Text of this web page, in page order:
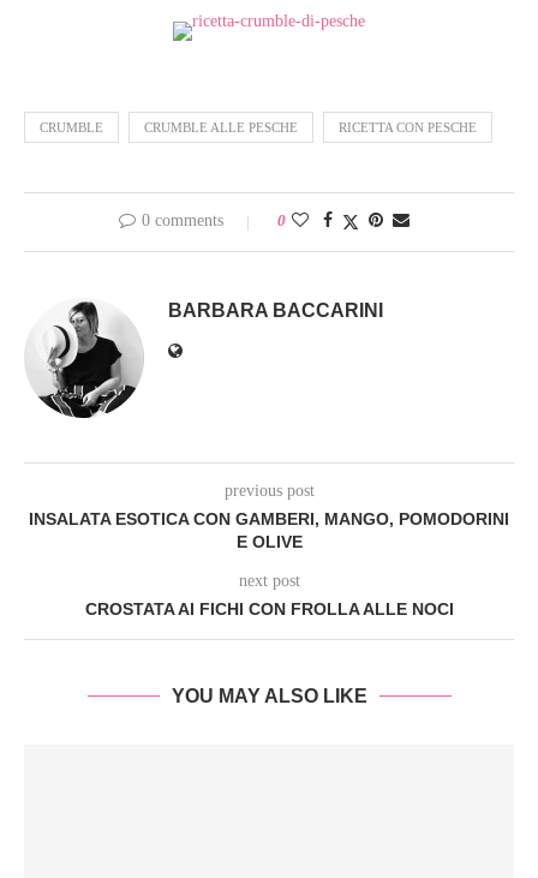
CRUMBLE CRUMBLE ALLE PESCHE RICETTA CON PESCHE
0 comments 0
BARBARA BACCARINI
previous post
INSALATA ESOTICA CON GAMBERI, MANGO, POMODORINI
E OLIVE
next post
CROSTATA AI FICHI CON FROLLA ALLE NOCI
YOU MAY ALSO LIKE